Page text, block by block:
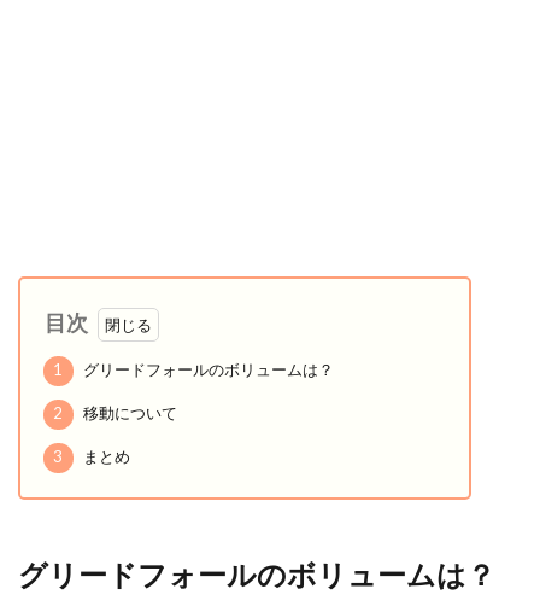
目次
1 グリードフォールのボリュームは？
2 移動について
3 まとめ
グリードフォールのボリュームは？